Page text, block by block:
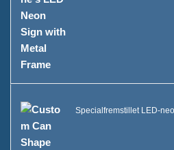
Specialfremstillet LED-